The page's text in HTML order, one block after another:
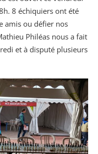
8 échiquiers ont été
amis ou défier nos
Philéas nous a fait
et à disputé plusieurs